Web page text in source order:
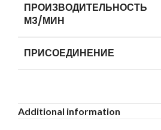
ПРОИЗВОДИТЕЛЬНОСТЬ
М3/МИН
ПРИСОЕДИНЕНИЕ
Additional information